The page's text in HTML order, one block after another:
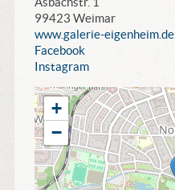
99423 Weimar
www.galerie-eigenheim.de
Facebook
Instagram
+
−